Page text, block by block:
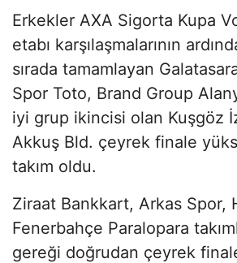
Erkekler AXA Sigorta Kupa
etabı karşılaşmalarının
sırada tamamlayan
Spor Toto, Brand Group
iyi grup ikincisi olan Kuşgöz
Akkuş Bld. çeyrek finale
takım oldu.
Ziraat Bankkart, Arkas Spor,
Fenerbahçe Paralopara
gereği doğrudan çeyrek